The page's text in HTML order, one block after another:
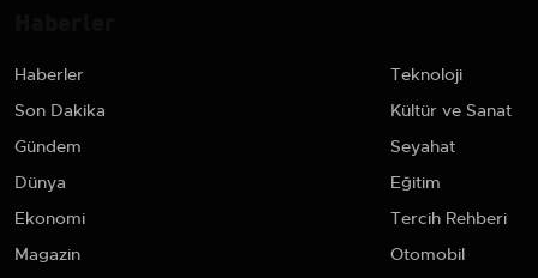
Haberler
Son Dakika
Gündem
Dünya
Ekonomi
Magazin
Teknoloji
Kültür ve Sanat
Seyahat
Eğitim
Tercih Rehberi
Otomobil